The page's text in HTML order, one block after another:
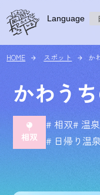
Language
HOME スポット か
かわう
# 相双# 温泉
# 日帰り温